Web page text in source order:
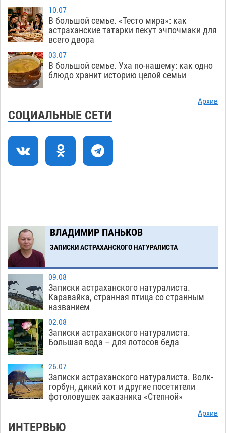
13:10
Подросток, перебегавший дорогу вне
перехода, попал под колеса авто в Астрахани
12:02
Астраханский следком помог подростку
получить зарплату за честный труд
гандболисты крупно проиграли пермякам
09:00
Лидеры чеченской диаспоры в Астрахани
осудили выходку молодого лихача с улицы
10.07
В большой семье. «Тесто мира»: как
астраханские татарки пекут эчпочмаки для
всего двора
03.07
В большой семье. Уха по-нашему: как одно
блюдо хранит историю целой семьи
Архив
СОЦИАЛЬНЫЕ СЕТИ
ВЛАДИМИР ПАНЬКОВ
ЗАПИСКИ АСТРАХАНСКОГО НАТУРАЛИСТА
09.08
Записки астраханского натуралиста.
Каравайка, странная птица со странным
названием
02.08
Записки астраханского натуралиста.
Большая вода – для лотосов беда
26.07
Записки астраханского натуралиста. Волк-
горбун, дикий кот и другие посетители
фотоловушек заказника «Степной»
Архив
ИНТЕРВЬЮ